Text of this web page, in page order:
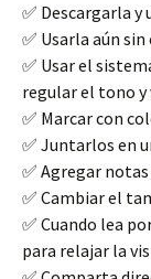
✅ Descargarla
✅ Usarla aún
✅ Usar el
regular el tono y
✅ Marcar con
✅ Juntarlos en
✅ Agregar
✅ Cambiar el
✅ Cuando lea
para relajar la